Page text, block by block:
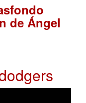
de Ángel